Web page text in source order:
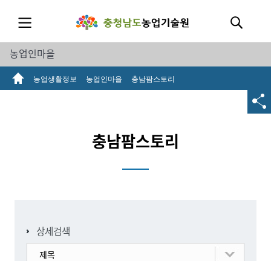
농업인마을
농업생활정보 농업인마을 충남팜스토리
충남팜스토리
상세검색
제목